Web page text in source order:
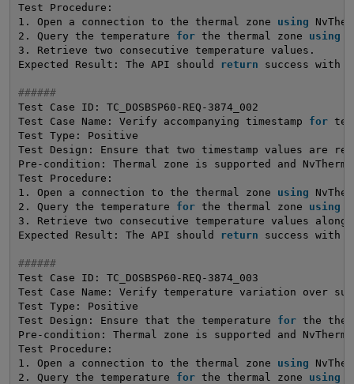
Test Procedure:
1. Open a connection to the thermal zone using
2. Query the temperature for the thermal zone using
3. Retrieve two consecutive temperature values.
Expected Result: The API should
return success with
######
Test Case ID: TC_DOSBSP60-REQ-3874_002
Test Case Name: Verify accompanying timestamp for
Test Type: Positive
Test Design: Ensure that two timestamp values are
Pre-condition: Thermal zone is supported and
Test Procedure:
1. Open a connection to the thermal zone using
2. Query the temperature for the thermal zone using
3. Retrieve two consecutive temperature values along
Expected Result: The API should
return success with
######
Test Case ID: TC_DOSBSP60-REQ-3874_003
Test Case Name: Verify temperature variation over
Test Type: Positive
Test Design: Ensure that the temperature for
the
Pre-condition: Thermal zone is supported and
Test Procedure:
1. Open a connection to the thermal zone using
2. Query the temperature for the thermal zone using